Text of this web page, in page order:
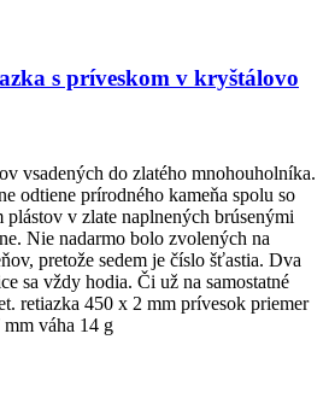
s príveskom v kryštálovo
vsadených do zlatého mnohouholníka.
odtiene prírodného kameňa spolu so
v zlate naplnených brúsenými
Nie nadarmo bolo zvolených na
pretože sedem je číslo šťastia. Dva
sa vždy hodia. Či už na samostatné
retiazka 450 x 2 mm prívesok priemer
mm váha 14 g